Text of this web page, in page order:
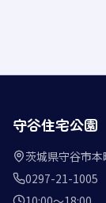
守谷住宅公園
茨城県守谷市
0297-21-1005